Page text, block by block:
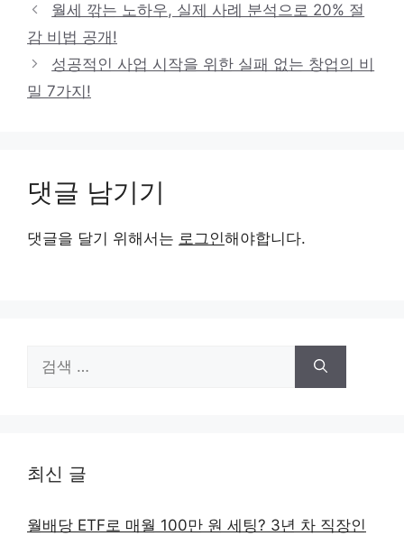
월세 깎는 노하우, 실제 사례 분석으로 20% 절
감 비법 공개!
성공적인 사업 시작을 위한 실패 없는 창업의 비
밀 7가지!
댓글 남기기
댓글을 달기 위해서는 로그인해야합니다.
색:
최신 글
월배당 ETF로 매월 100만 원 세팅? 3년 차 직장인